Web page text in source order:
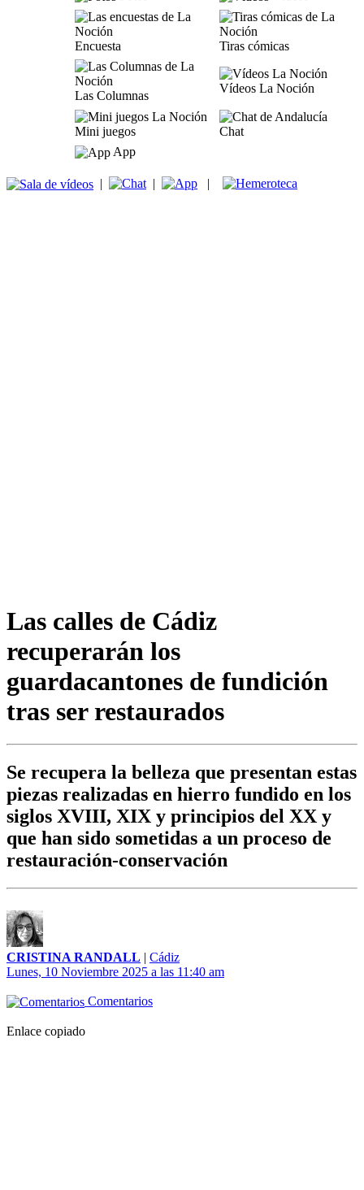
Encuesta Tiras cómicas
Las Columnas
Vídeos La Noción
Mini juegos
Chat
App
| | |
Las calles de Cádiz
recuperarán los
guardacantones de fundición
tras ser restaurados
Se recupera la belleza que presentan estas
piezas realizadas en hierro fundido en los
siglos XVIII, XIX y principios del XX y
que han sido sometidas a un proceso de
restauración-conservación
CRISTINA RANDALL | Cádiz
Lunes, 10 Noviembre 2025 a las 11:40 am
Comentarios
Enlace copiado